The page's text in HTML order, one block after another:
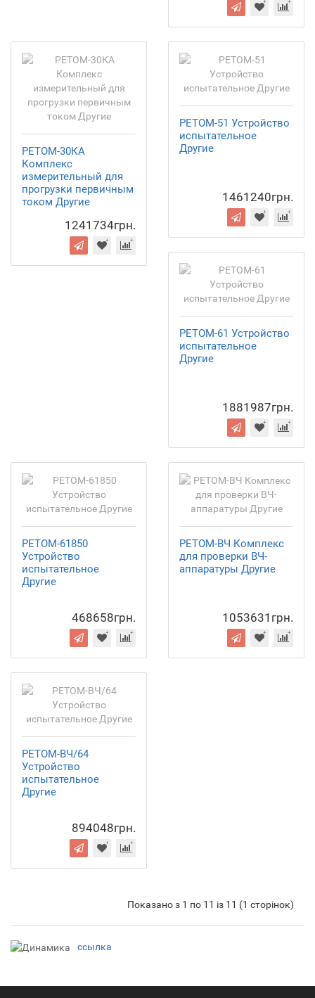
РЕТОМ-30КА
Комплекс
измерительный для
прогрузки первичным
током Другие
1241734грн.
РЕТОМ-51 Устройство
испытательное
Другие
1461240грн.
РЕТОМ-61 Устройство
испытательное
Другие
1881987грн.
РЕТОМ-61850
Устройство
испытательное
Другие
468658грн.
РЕТОМ-ВЧ Комплекс
для проверки ВЧ-
аппаратуры Другие
1053631грн.
РЕТОМ-ВЧ/64
Устройство
испытательное
Другие
894048грн.
Показано з 1 по 11 із 11 (1 сторінок)
ссылка